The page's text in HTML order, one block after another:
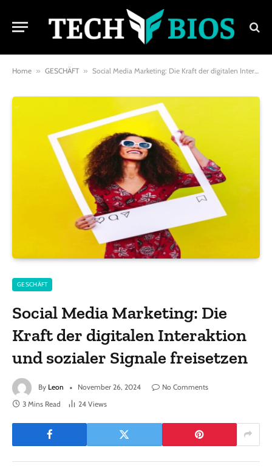
Home » GESCHÄFT » Social Media Marketing: Die Kraft der digitalen Interaktion und sozialer Signale freisetzen
GESCHÄFT
Social Media Marketing: Die
Kraft der digitalen Interaktion
und sozialer Signale freisetzen
By Leon November 26, 2024
No Comments
3 Mins Read
24 Views